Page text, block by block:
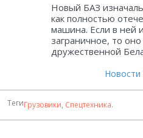
Новый БАЗ
как полностью
машина. Если в ней
заграничное, то
дружественной
ТегиГрузовики, Спецтехника.